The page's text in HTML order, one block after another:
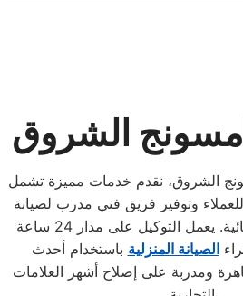
الشروق
الشروق، نقدم خدمات مميزة تشمل
وتوفير فريق فني مدرب لصيانة
مختلف الأجهزة الكهربائية. يعمل التوكيل على مدار 24 ساعة
الصيانة المنزلية باستخدام أحدث
ومدربة على إصلاح أشهر العلامات